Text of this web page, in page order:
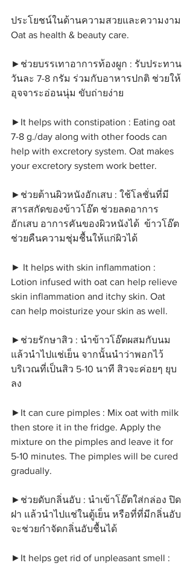
ประโยชน์ในด้านความสวยและความงาม
Oat as health & beauty care.
►ช่วยบรรเทาอาการท้องผูก : รับประทาน
วันละ 7-8 กรัม ร่วมกับอาหารปกติ ช่วยให้
อุจจาระอ่อนนุ่ม ขับถ่ายง่าย
►It helps with constipation : Eating oat
7-8 g./day along with other foods can
help with excretory system. Oat makes
your excretory system work better.
►ช่วยต้านผิวหนังอักเสบ : ใช้โลชั่นที่มี
สารสกัดของข้าวโอ๊ต ช่วยลดอาการ
อักเสบ อาการคันของผิวหนังได้  ข้าวโอ๊ต
ช่วยคืนความชุ่มชื้นให้แก่ผิวได้
► It helps with skin inflammation :
Lotion infused with oat can help relieve
skin inflammation and itchy skin. Oat
can help moisturize your skin as well.
►ช่วยรักษาสิว : นำข้าวโอ๊ตผสมกับนม
แล้วนำไปแช่เย็น จากนั้นนำว่าพอกไว้
บริเวณที่เป็นสิว 5-10 นาที สิวจะค่อยๆ ยุบ
ลง
►It can cure pimples : Mix oat with milk
then store it in the fridge. Apply the
mixture on the pimples and leave it for
5-10 minutes. The pimples will be cured
gradually.
►ช่วยดับกลิ่นอับ : นำเข้าโอ๊ตใส่กล่อง ปิด
ฝา แล้วนำไปแช่ในตู้เย็น หรือที่ที่มีกลิ่นอับ
จะช่วยกำจัดกลิ่นอับชื้นได้
►It helps get rid of unpleasant smell :